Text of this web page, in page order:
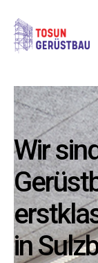
Wir
in